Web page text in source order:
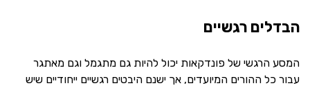
הבדלים רגשיים
המסע הרגשי של פונדקאות יכול להיות גם מתגמל וגם מאתגר
עבור כל ההורים המיועדים, אך ישנם היבטים רגשיים ייחודיים שיש